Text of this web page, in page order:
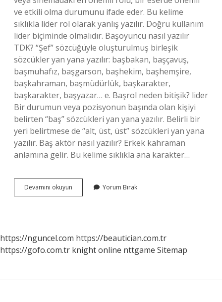
ve etkili olma durumunu ifade eder. Bu kelime
sıklıkla lider rol olarak yanlış yazılır. Doğru kullanım
lider biçiminde olmalıdır. Başoyuncu nasıl yazılır
TDK? “Şef” sözcüğüyle oluşturulmuş birleşik
sözcükler yan yana yazılır: başbakan, başçavuş,
başmuhafız, başgarson, başhekim, başhemşire,
başkahraman, başmüdürlük, başkarakter,
başkarakter, başyazar… e. Başrol neden bitişik? lider
Bir durumun veya pozisyonun başında olan kişiyi
belirten “baş” sözcükleri yan yana yazılır. Belirli bir
yeri belirtmese de “alt, üst, üst” sözcükleri yan yana
yazılır. Baş aktör nasıl yazılır? Erkek kahraman
anlamına gelir. Bu kelime sıklıkla ana karakter…
Devamını okuyun
Oyuncusu
Yorum Bırak
https://nguncel.com https://beautician.com.tr
https://gofo.com.tr knight online nttgame Sitemap